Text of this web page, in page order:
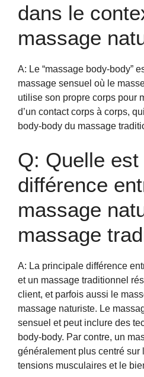
dans le
massage
A: Le “massage body-body”
massage sensuel où le
utilise son propre corps pour
d’un contact corps à corps,
body-body du massage
Q: Quelle est
différence
massage
massage
A: La principale différence
et un massage traditionnel
client, et parfois aussi le
massage naturiste. Le
sensuel et peut inclure des
body-body. Par contre, un
généralement plus centré sur
tensions musculaires et le